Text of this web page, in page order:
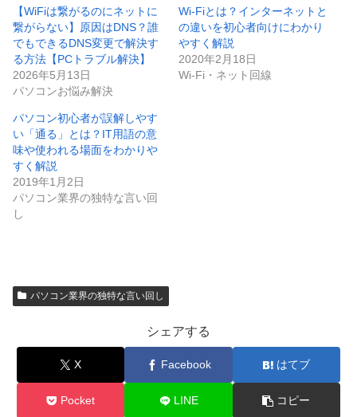
【WiFiは繋がるのにネットに
繋がらない】原因はDNS？誰
でもできるDNS変更で解決す
る方法【PCトラブル解決】
2026年5月13日
パソコンお悩み解決
Wi-Fiとは？インターネットと
の違いを初心者向けにわかり
やすく解説
2020年2月18日
Wi-Fi・ネット回線
パソコン初心者が誤解しやす
い「通る」とは？IT用語の意
味や使われる場面をわかりや
すく解説
2019年1月2日
パソコン業界の独特な言い回
し
パソコン業界の独特な言い回し
シェアする
X Facebook はてブ
Pocket LINE コピー